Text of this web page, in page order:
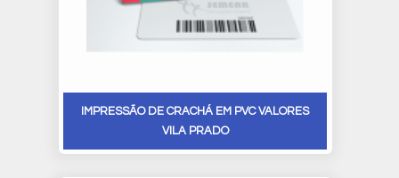
IMPRESSÃO DE CRACHÁ EM PVC VALORES
VILA PRADO